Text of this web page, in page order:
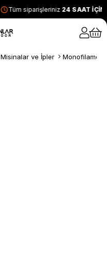
Tüm siparişleriniz24 SAAT
Misinalar ve İpler